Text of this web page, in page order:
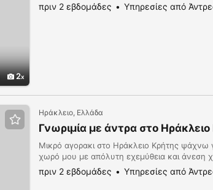
2
πριν 2 εβδομάδες Υπηρεσίες από
Ηράκλειο, Ελλάδα
Γνωριμία με άντρα στο
Μικρό αγορακι στο Ηράκλειο Κρήτης ψάχνω
χωρό μου με απόλυτη εχεμύθεια και άνεση
πριν 2 εβδομάδες Υπηρεσίες από